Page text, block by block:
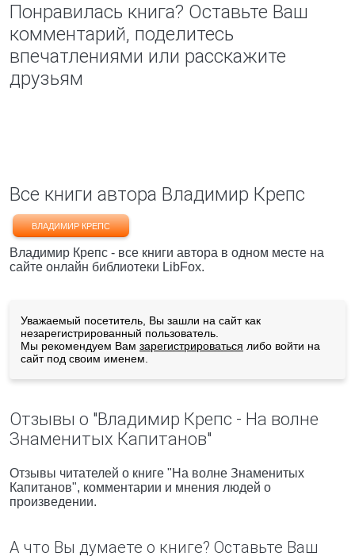
Понравилась книга? Оставьте Ваш
комментарий, поделитесь
впечатлениями или расскажите
друзьям
Все книги автора Владимир Крепс
ВЛАДИМИР КРЕПС
Владимир Крепс - все книги автора в одном месте на
сайте онлайн библиотеки LibFox.
Уважаемый посетитель, Вы зашли на сайт как
незарегистрированный пользователь.
Мы рекомендуем Вам зарегистрироваться либо войти на
сайт под своим именем.
Отзывы о "Владимир Крепс - На волне
Знаменитых Капитанов"
Отзывы читателей о книге "На волне Знаменитых
Капитанов", комментарии и мнения людей о
произведении.
А что Вы думаете о книге? Оставьте Ваш